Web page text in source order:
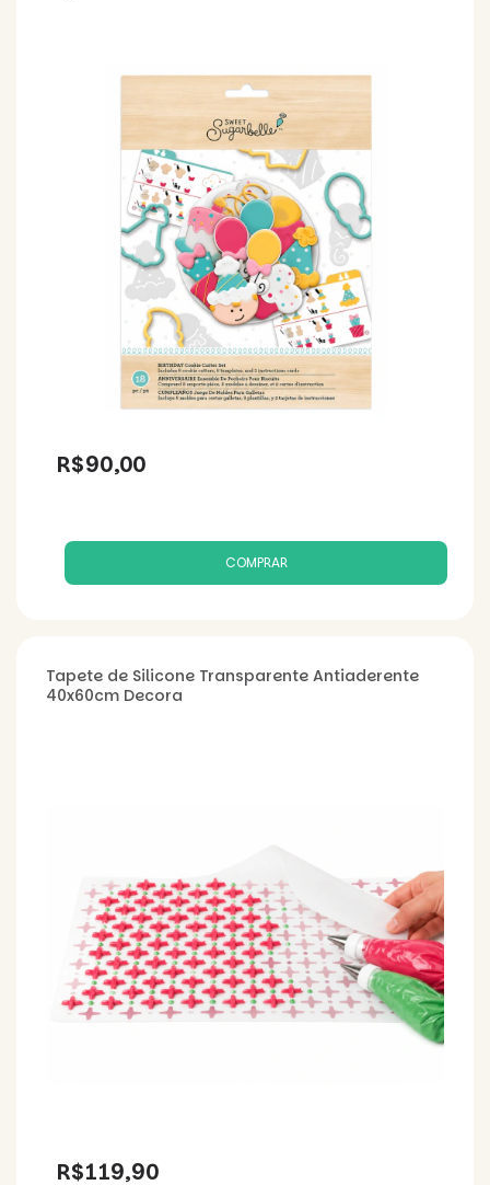
R$90,00
Tapete de Silicone Transparente Antiaderente
40x60cm Decora
R$119,90